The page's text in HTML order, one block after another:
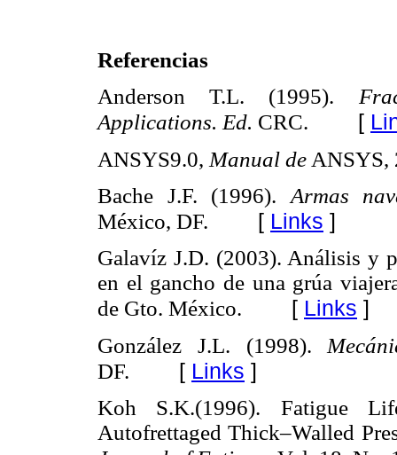
Referencias
Anderson T.L. (1995).
Applications. Ed. CRC. [
ANSYS9.0, Manual de ANSYS,
Bache J.F. (1996). Armas
México, DF. [ Links ]
Galavíz J.D. (2003). Análisis y
en el gancho de una grúa
de Gto. México. [ Links ]
González J.L. (1998).
DF. [ Links ]
Koh S.K.(1996). Fatigue
Autofrettaged Thick–Walled